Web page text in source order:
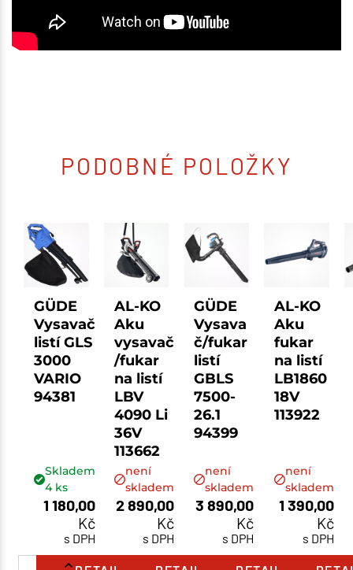
PODOBNÉ POLOŽKY
GÜDE
Vysavač
listí GLS
3000
VARIO
94381
Skladem
4ks
1 180,00
Kč
s DPH
AL-KO
Aku
vysavač
/fukar
na listí
LBV
4090 Li
36V
113662
není
skladem
2 890,00
Kč
s DPH
GÜDE
Vysava
č/fukar
listí
GBLS
7500-
26.1
94399
není
skladem
3 890,00
Kč
s DPH
AL-KO
Aku
fukar
na listí
LB1860
18V
113922
není
skladem
1 390,00
Kč
s DPH